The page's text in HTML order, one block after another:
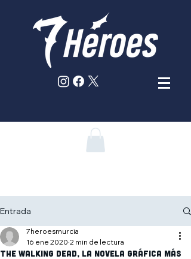
Entrada
The Walking Dead, la novela gráfica más
7heroesmurcia
16 ene 2020 2 min de lectura